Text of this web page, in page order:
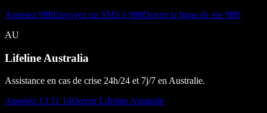
Appelez 988Envoyez un SMS à 988Ouvrir la ligne de vie 988
AU
Lifeline Australia
Assistance en cas de crise 24h/24 et 7j/7 en Australie.
Appelez 13 11 14Ouvrir Lifeline Australie